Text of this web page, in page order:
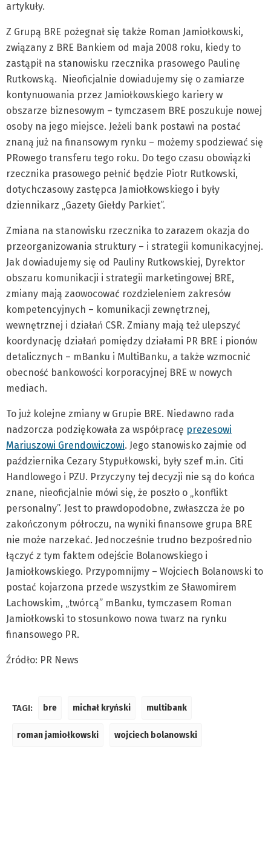
artykuły.
Z Grupą BRE pożegnał się także Roman Jamiołkowski,
związany z BRE Bankiem od maja 2008 roku, kiedy to
zastąpił na stanowisku rzecznika prasowego Paulinę
Rutkowską. Nieoficjalnie dowiadujemy się o zamiarze
kontynuowania przez Jamiołkowskiego kariery w
obszarze biznesowym – tymczasem BRE poszukuje nowej
osoby na jego miejsce. Jeżeli bank postawi na postać
znaną już na finansowym rynku – możemy spodziewać się
PRowego transferu tego roku. Do tego czasu obowiązki
rzecznika prasowego pełnić będzie Piotr Rutkowski,
dotychczasowy zastępca Jamiołkowskiego i były
dziennikarz „Gazety Giełdy Parkiet”.
Zmiana na stanowisku rzecznika to zarazem okazja do
przeorganizowania struktury – i strategii komunikacyjnej.
Jak dowiadujemy się od Pauliny Rutkowskiej, Dyrektor
obszaru komunikacji i strategii marketingowej BRE,
zmiany mają zaowocować rozdzieleniem zakresów
kompetencyjnych – komunikacji zewnętrznej,
wewnętrznej i działań CSR. Zmiany mają też ulepszyć
koordynację działań pomiędzy działami PR BRE i pionów
detalicznych – mBanku i MultiBanku, a także wzmocnić
obecność bankowości korporacyjnej BRE w nowych
mediach.
To już kolejne zmiany w Grupie BRE. Niedawno rada
nadzorcza podziękowała za współpracę prezesowi
Mariuszowi Grendowiczowi. Jego stanowisko zajmie od
października Cezary Stypułkowski, były szef m.in. Citi
Handlowego i PZU. Przyczyny tej decyzji nie są do końca
znane, nieoficjalnie mówi się, że poszło o „konflikt
personalny”. Jest to prawdopodobne, zwłaszcza że po
zakończonym półroczu, na wyniki finansowe grupa BRE
nie może narzekać. Jednocześnie trudno bezpośrednio
łączyć z tym faktem odejście Bolanowskiego i
Jamiołkowskiego. Przypomnijmy – Wojciech Bolanowski to
postać kojarzona przede wszystkim ze Sławomirem
Lachowskim, „twórcą” mBanku, tymczasem Roman
Jamiołkowski to stosunkowo nowa twarz na rynku
finansowego PR.
Źródło: PR News
TAGI: bre michał kryński multibank
roman jamiołkowski wojciech bolanowski